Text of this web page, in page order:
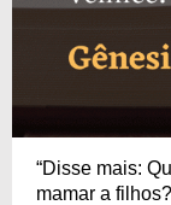
“Disse mais:
mamar a